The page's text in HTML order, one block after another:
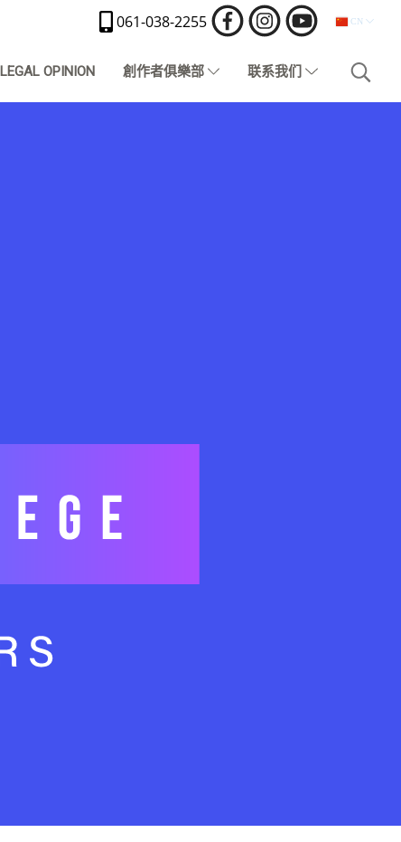
061-038-2255 CN
LEGAL OPINION 創作者俱樂部 联系我们